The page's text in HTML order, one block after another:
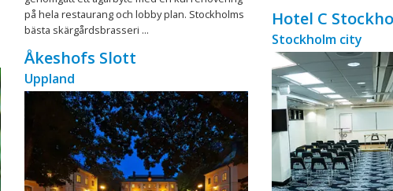
på hela restaurang och lobby plan. Stockholms
bästa skärgårdsbrasseri ...
Åkeshofs Slott
Uppland
Hotel C
Stockholm city